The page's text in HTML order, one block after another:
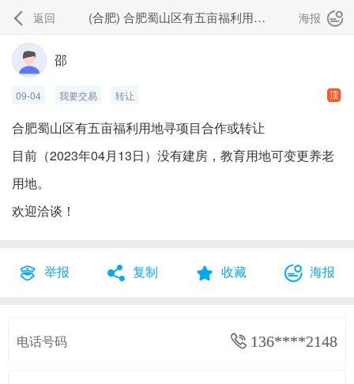
 返回 (合肥) 合肥蜀山区有五亩福利用地寻项目合作或转让 海报 
邵
09-04 我要交易 转让 
合肥蜀山区有五亩福利用地寻项目合作或转让
目前（2023年04月13日）没有建房，教育用地可变更养老
用地。
欢迎洽谈！
 举报  复制  收藏  海报
电话号码  136****2148